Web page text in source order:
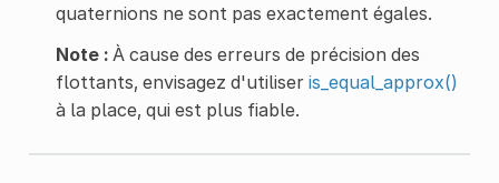
quaternions ne sont pas exactement égales.
Note :À cause des erreurs de précision des
flottants, envisagez d'utiliser is_equal_approx()
à la place, qui est plus fiable.